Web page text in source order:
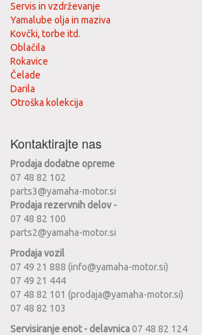
Servis in vzdrževanje
Yamalube olja in maziva
Kovčki, torbe itd.
Oblačila
Rokavice
Čelade
Darila
Otroška kolekcija
Kontaktirajte nas
Prodaja dodatne opreme
07 48 82 102
parts3@yamaha-motor.si
Prodaja rezervnih delov -
07 48 82 100
parts2@yamaha-motor.si
Prodaja vozil
07 49 21 888 (info@yamaha-motor.si)
07 49 21 444
07 48 82 101 (prodaja@yamaha-motor.si)
07 48 82 103
Servisiranje enot - delavnica07 48 82 124